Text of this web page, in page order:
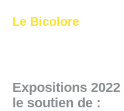
Le Bicolore
Expositions
le soutien de :